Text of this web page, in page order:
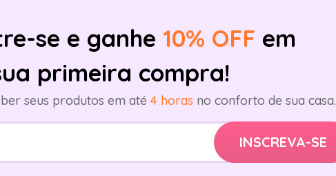
se e ganhe 10% OFF em
primeira compra!
seus produtos em até 4 horas no conforto de sua casa.